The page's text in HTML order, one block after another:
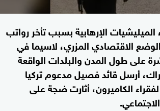
الإرهابية بسبب تأخر رواتب
الاقتصادي المزري، لاسيما في
على طول المدن والبلدات الواقعة
أرسل قائد فصيل مدعوم تركيا
الكاميرون، أثارت ضجة على